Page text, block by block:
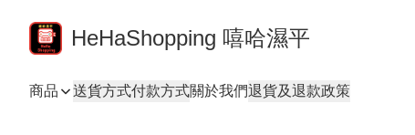
HeHaShopping 嘻哈濕平
商品 送貨方式付款方式關於我們退貨及退款政策